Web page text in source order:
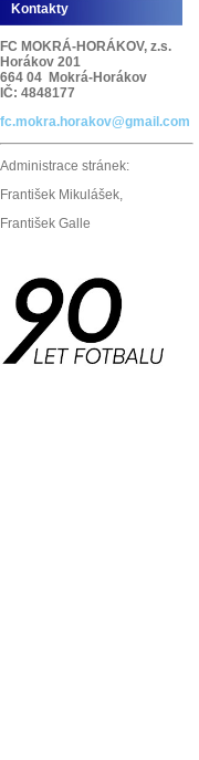
Kontakty
FC MOKRÁ-HORÁKOV, z.s.
Horákov 201
664 04 Mokrá-Horákov
IČ: 4848177
fc.mokra.horakov@gmail.com
Administrace stránek:
František Mikulášek,
František Galle